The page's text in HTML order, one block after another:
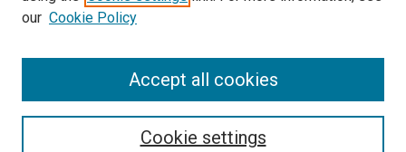
our Cookie Policy
Cookie settings
Accept all cookies